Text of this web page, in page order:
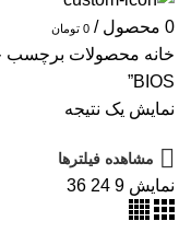
0 محصول /
0 تومان
خانه محصولات برچسب
BIOS”
نمایش یک نتیجه
مشاهده فیلترها
نمایش 9
24
36